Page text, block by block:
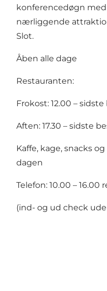
konferencedøgn med
nærliggende
Slot.
Åben alle dage
Restauranten:
Frokost: 12.00 –
Aften: 17.30 – sidste
Kaffe, kage, snacks
dagen
Telefon: 10.00 – 16.00
(ind- og ud check